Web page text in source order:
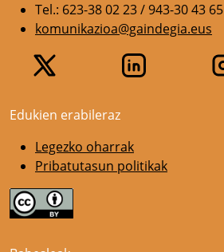
Tel.: 623-38 02 23 / 943-30 43 65
komunikazioa@gaindegia.eus
Edukien erabileraz
Legezko oharrak
Pribatutasun politikak